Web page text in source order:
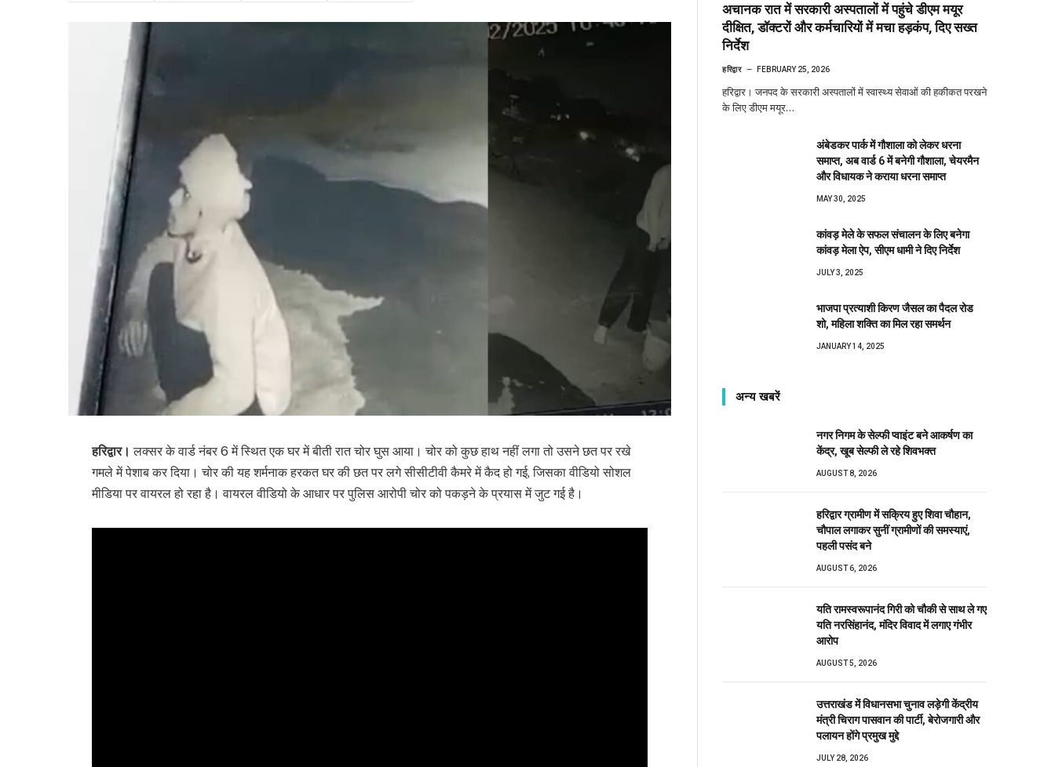
हरिद्वार। लक्सर के वार्ड नंबर 6 में स्थित एक घर में बीती रात चोर घुस आया। चोर को कुछ हाथ नहीं लगा तो उसने छत पर रखे
गमले में पेशाब कर दिया। चोर की यह शर्मनाक हरकत घर की छत पर लगे सीसीटीवी कैमरे में कैद हो गई, जिसका वीडियो सोशल
मीडिया पर वायरल हो रहा है। वायरल वीडियो के आधार पर पुलिस आरोपी चोर को पकड़ने के प्रयास में जुट गई है।
अचानक रात में सरकारी अस्पतालों में पहुंचे डीएम मयूर
दीक्षित, डॉक्टरों और कर्मचारियों में मचा हड़कंप, दिए सख्त
निर्देश
हरिद्वार FEBRUARY 25, 2026
हरिद्वार। जनपद के सरकारी अस्पतालों में स्वास्थ्य सेवाओं की हकीकत परखने
के लिए डीएम मयूर…
अंबेडकर पार्क में गौशाला को लेकर धरना
समाप्त, अब वार्ड 6 में बनेगी गौशाला, चेयरमैन
और विधायक ने कराया धरना समाप्त
MAY 30, 2025
कांवड़ मेले के सफल संचालन के लिए बनेगा
कांवड़ मेला ऐप, सीएम धामी ने दिए निर्देश
JULY 3, 2025
भाजपा प्रत्याशी किरण जैसल का पैदल रोड
शो, महिला शक्ति का मिल रहा समर्थन
JANUARY 14, 2025
अन्य खबरें
नगर निगम के सेल्फी प्वाइंट बने आकर्षण का
केंद्र, खूब सेल्फी ले रहे शिवभक्त
AUGUST 8, 2026
हरिद्वार ग्रामीण में सक्रिय हुए शिवा चौहान,
चौपाल लगाकर सुनीं ग्रामीणों की समस्याएं,
पहली पसंद बने
AUGUST 6, 2026
यति रामस्वरूपानंद गिरी को चौकी से साथ ले गए
यति नरसिंहानंद, मंदिर विवाद में लगाए गंभीर
आरोप
AUGUST 5, 2026
उत्तराखंड में विधानसभा चुनाव लड़ेगी केंद्रीय
मंत्री चिराग पासवान की पार्टी, बेरोजगारी और
पलायन होंगे प्रमुख मुद्दे
JULY 28, 2026